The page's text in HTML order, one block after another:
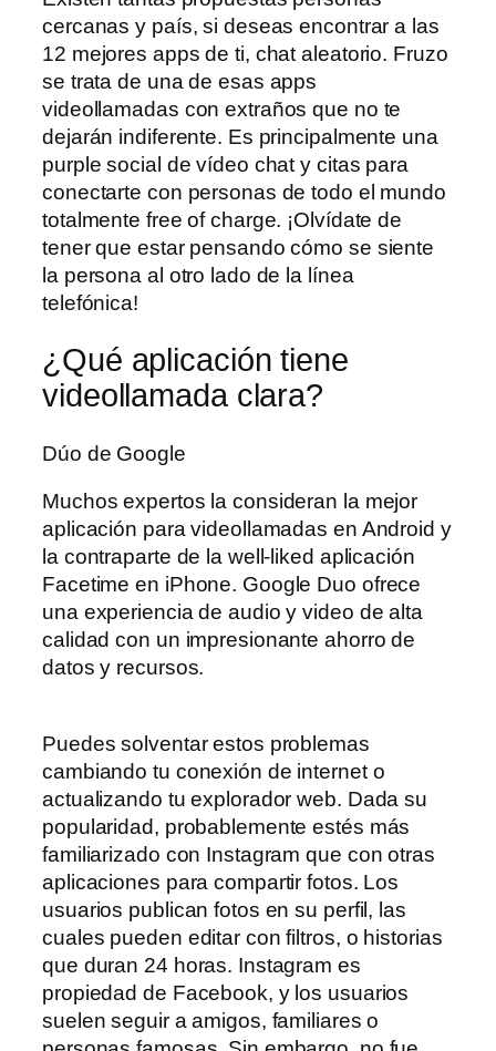
cercanas y país, si deseas encontrar a las
12 mejores apps de ti, chat aleatorio. Fruzo
se trata de una de esas apps
videollamadas con extraños que no te
dejarán indiferente. Es principalmente una
purple social de vídeo chat y citas para
conectarte con personas de todo el mundo
totalmente free of charge. ¡Olvídate de
tener que estar pensando cómo se siente
la persona al otro lado de la línea
telefónica!
¿Qué aplicación tiene
videollamada clara?
Dúo de Google
Muchos expertos la consideran la mejor
aplicación para videollamadas en Android y
la contraparte de la well-liked aplicación
Facetime en iPhone. Google Duo ofrece
una experiencia de audio y video de alta
calidad con un impresionante ahorro de
datos y recursos.
Puedes solventar estos problemas
cambiando tu conexión de internet o
actualizando tu explorador web. Dada su
popularidad, probablemente estés más
familiarizado con Instagram que con otras
aplicaciones para compartir fotos. Los
usuarios publican fotos en su perfil, las
cuales pueden editar con filtros, o historias
que duran 24 horas. Instagram es
propiedad de Facebook, y los usuarios
suelen seguir a amigos, familiares o